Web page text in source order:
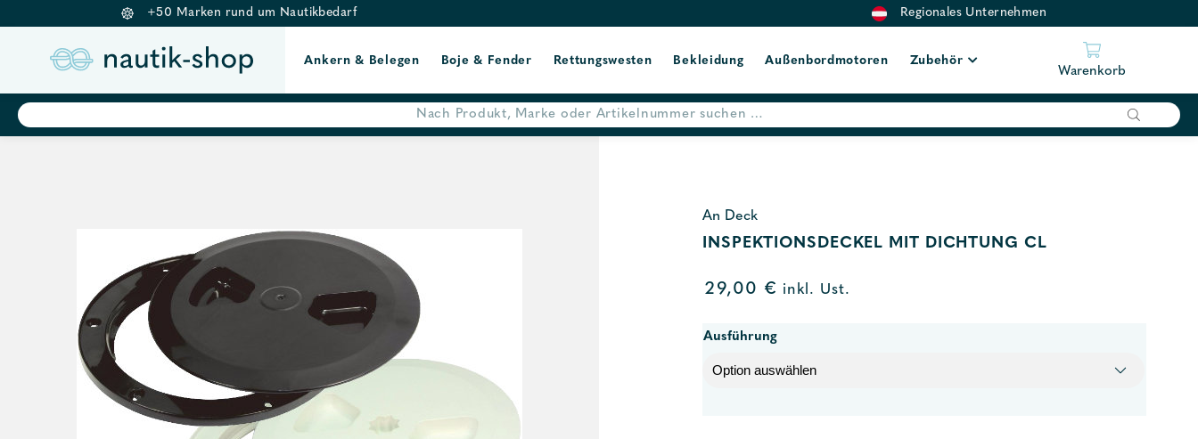
Springe
+50 Marken rund um Nautikbedarf Regionales Unternehmen
Ankern & Belegen Boje & Fender Rettungswesten Bekleidung Außenbordmotoren
Zubehör
Warenkorb
Products
search
An Deck
INSPEKTIONSDECKEL MIT DICHTUNG CL
29,00 € inkl. Ust.
Ausführung